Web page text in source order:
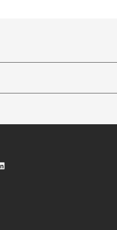
auf TikTok
Sparkasse auf LinkedIn